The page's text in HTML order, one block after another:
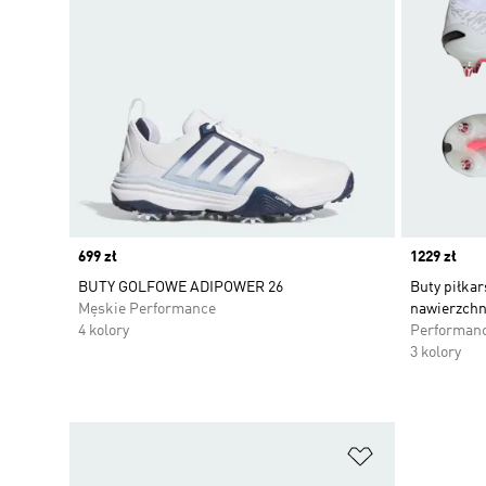
Price
699 zł
BUTY GOLFOWE ADIPOWER 26
Męskie Performance
4 kolory
Price
1229 zł
Buty
3 kolory